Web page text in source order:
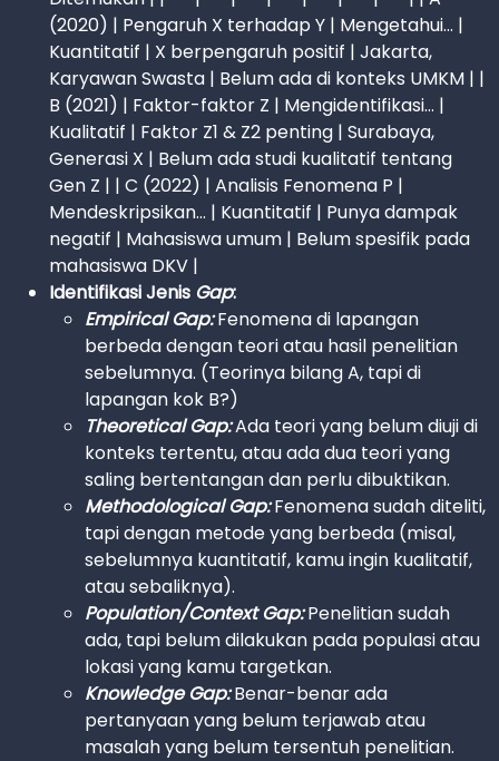
(2020) | Pengaruh X terhadap Y | Mengetahui... |
Kuantitatif | X berpengaruh positif | Jakarta,
Karyawan Swasta | Belum ada di konteks UMKM | |
B (2021) | Faktor-faktor Z | Mengidentifikasi... |
Kualitatif | Faktor Z1 & Z2 penting | Surabaya,
Generasi X | Belum ada studi kualitatif tentang
Gen Z | | C (2022) | Analisis Fenomena P |
Mendeskripsikan... | Kuantitatif | Punya dampak
negatif | Mahasiswa umum | Belum spesifik pada
mahasiswa DKV |
Identifikasi Jenis Gap:
Empirical Gap:Fenomena di lapangan
berbeda dengan teori atau hasil penelitian
sebelumnya. (Teorinya bilang A, tapi di
lapangan kok B?)
Theoretical Gap:Ada teori yang belum diuji di
konteks tertentu, atau ada dua teori yang
saling bertentangan dan perlu dibuktikan.
Methodological Gap:Fenomena sudah diteliti,
tapi dengan metode yang berbeda (misal,
sebelumnya kuantitatif, kamu ingin kualitatif,
atau sebaliknya).
Population/Context Gap:Penelitian sudah
ada, tapi belum dilakukan pada populasi atau
lokasi yang kamu targetkan.
Knowledge Gap:Benar-benar ada
pertanyaan yang belum terjawab atau
masalah yang belum tersentuh penelitian.